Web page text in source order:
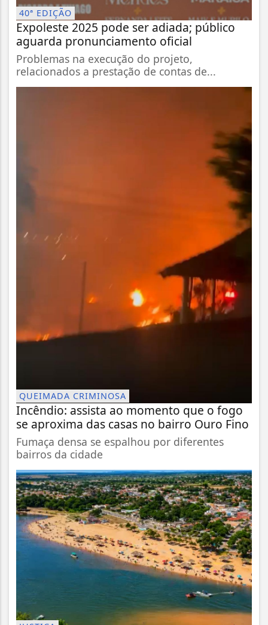
40ª EDIÇÃO
Expoleste 2025 pode ser adiada; público
aguarda pronunciamento oficial
Problemas na execução do projeto,
relacionados a prestação de contas de...
QUEIMADA CRIMINOSA
Incêndio: assista ao momento que o fogo
se aproxima das casas no bairro Ouro Fino
Fumaça densa se espalhou por diferentes
bairros da cidade